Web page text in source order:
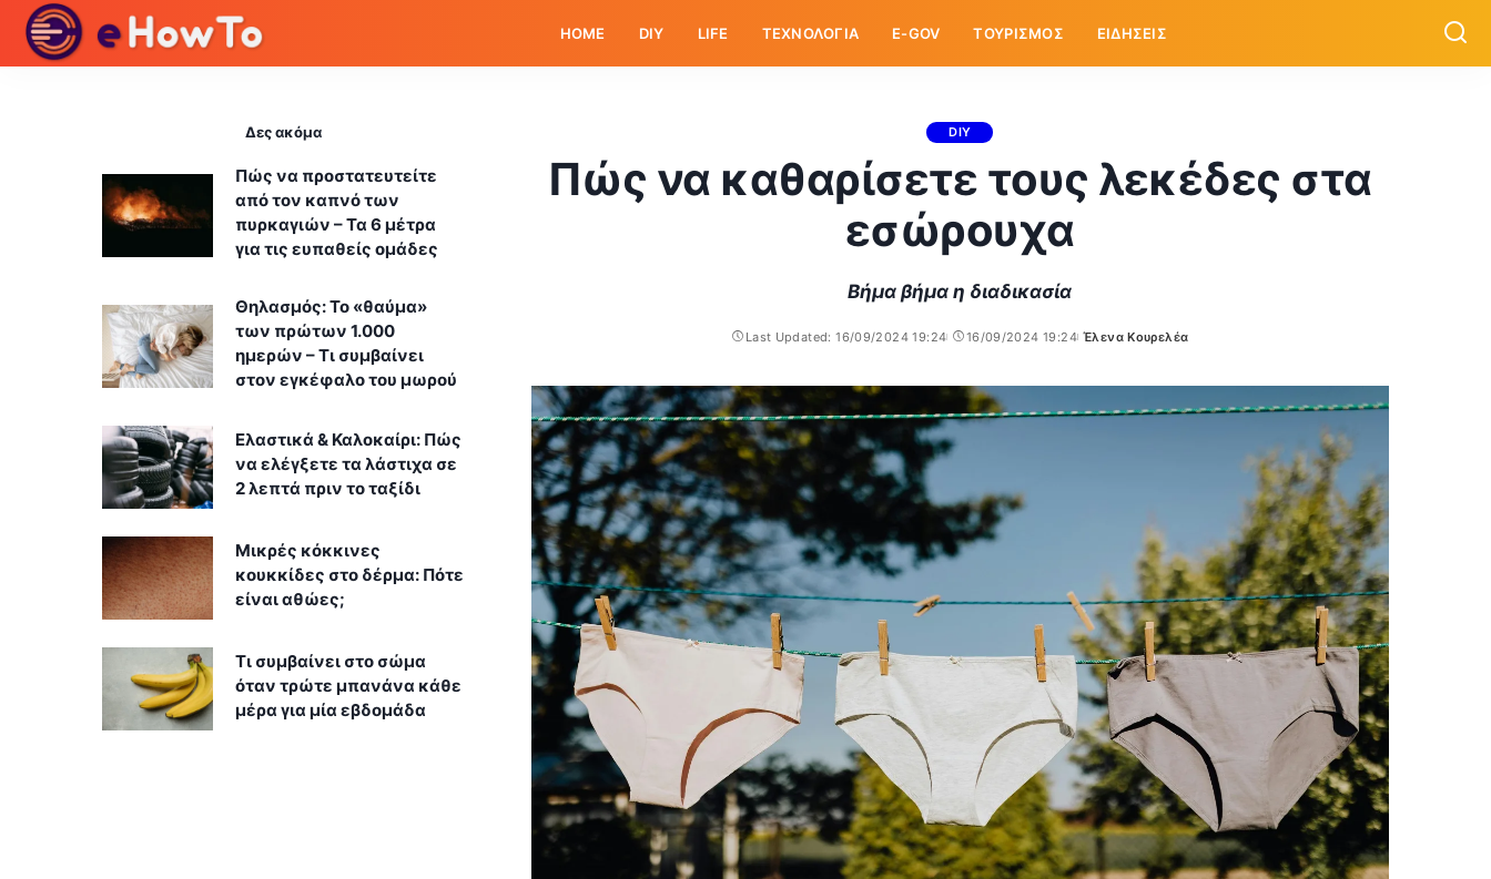
HOME DIY LIFE ΤΕΧΝΟΛΟΓΙΑ E-GOV ΤΟΥΡΙΣΜΟΣ ΕΙΔΗΣΕΙΣ
DIY
Πώς να καθαρίσετε τους λεκέδες στα
εσώρουχα
Βήμα βήμα η διαδικασία
Last Updated: 16/09/2024 19:24 16/09/2024 19:24
Posted
Έλενα Κουρελέα
Δες ακόμα
Πώς να προστατευτείτε
από τον καπνό των
πυρκαγιών – Τα 6 μέτρα
για τις ευπαθείς ομάδες
Θηλασμός: Το «θαύμα»
των πρώτων 1.000
ημερών – Τι συμβαίνει
στον εγκέφαλο του μωρού
Ελαστικά & Καλοκαίρι: Πώς
να ελέγξετε τα λάστιχα σε
2 λεπτά πριν το ταξίδι
Μικρές κόκκινες
κουκκίδες στο δέρμα: Πότε
είναι αθώες;
Τι συμβαίνει στο σώμα
όταν τρώτε μπανάνα κάθε
μέρα για μία εβδομάδα